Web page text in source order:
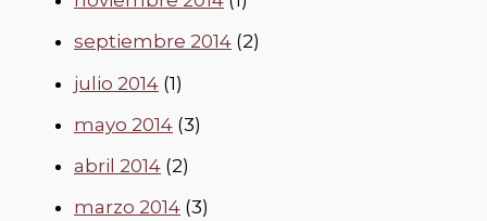
septiembre 2014 (2)
julio 2014 (1)
mayo 2014 (3)
abril 2014 (2)
marzo 2014 (3)